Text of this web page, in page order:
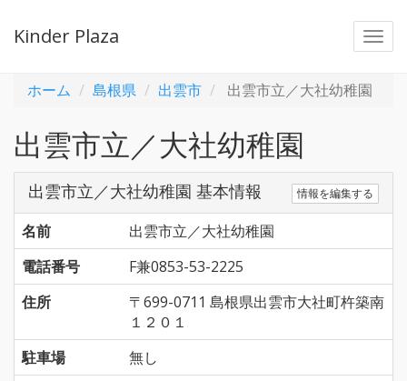
Kinder Plaza
ホーム 島根県 出雲市 出雲市立／大社幼稚園
出雲市立／大社幼稚園
出雲市立／大社幼稚園 基本情報 情報を編集する
名前
出雲市立／大社幼稚園
電話番号
F兼0853-53-2225
住所
〒699-0711 島根県出雲市大社町杵築南
１２０１
駐車場
無し